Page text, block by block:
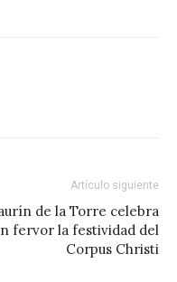
Artículo siguiente
de la Torre celebra
fervor la festividad del
Corpus Christi